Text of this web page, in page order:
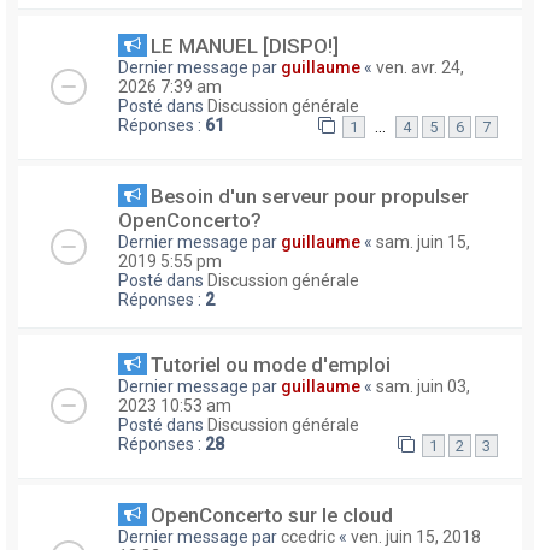
LE MANUEL [DISPO!]
Dernier message par guillaume « ven. avr. 24,
2026 7:39 am
Posté dans Discussion générale
Réponses : 61 1 … 4 5 6 7
Besoin d'un serveur pour propulser
OpenConcerto?
Dernier message par guillaume « sam. juin 15,
2019 5:55 pm
Posté dans Discussion générale
Réponses : 2
Tutoriel ou mode d'emploi
Dernier message par guillaume « sam. juin 03,
2023 10:53 am
Posté dans Discussion générale
Réponses : 28 1 2 3
OpenConcerto sur le cloud
Dernier message parccedric « ven. juin 15, 2018